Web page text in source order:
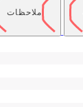
ملاحظات